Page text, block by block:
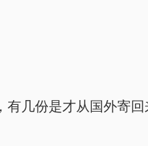
几份是才从国外寄